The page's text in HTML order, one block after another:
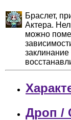
Браслет,
Актера.
можно
Дроп /